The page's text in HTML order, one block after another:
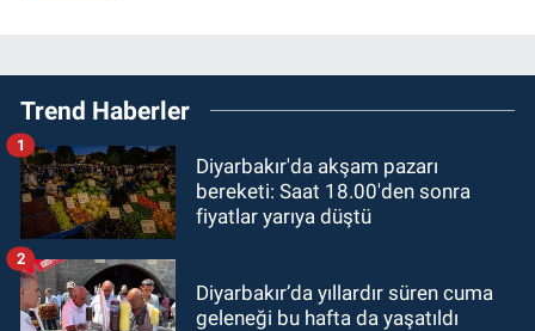
Trend Haberler
Diyarbakır'da akşam pazarı
bereketi: Saat 18.00'den sonra
fiyatlar yarıya düştü
1
Diyarbakır’da yıllardır süren cuma
geleneği bu hafta da yaşatıldı
2